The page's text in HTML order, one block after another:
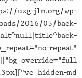
uzg-jlm.org/
2016/05/
lg